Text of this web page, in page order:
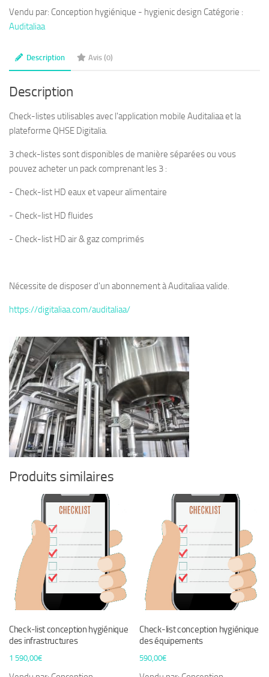
listes
conception
des
utilités
(air,
gaz,
vapeur,
Vendu par: Conception hygiénique - hygienic design Catégorie :
Auditaliaa
Description Avis (0)
Description
Check-listes utilisables avec l'application mobile Auditaliaa et la
plateforme QHSE Digitalia.
3 check-listes sont disponibles de manière séparées ou vous
pouvez acheter un pack comprenant les 3 :
- Check-list HD eaux et vapeur alimentaire
- Check-list HD fluides
- Check-list HD air & gaz comprimés
Nécessite de disposer d'un abonnement à Auditaliaa valide.
https://digitaliaa.com/auditaliaa/
Produits similaires
Check-list conception hygiénique
des infrastructures
1 590,00€
Check-list conception hygiénique
des équipements
590,00€